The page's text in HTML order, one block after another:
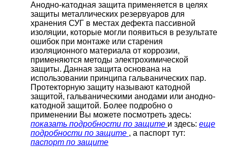
Анодно-катодная защита применяется в целях
защиты металлических резервуаров для
хранения СУГ в местах дефекта пассивной
изоляции, которые могли появиться в результате
ошибок при монтаже или старения
изоляционного материала от коррозии,
применяются методы электрохимической
защиты. Данная защита основана на
использовании принципа гальванических пар.
Протекторную защиту называют катодной
защитой, гальваническими анодами или анодно-
катодной защитой. Более подробно о
применении Вы можете посмотреть здесь:
показать подробности по защите и здесь: еще
подробности по защите , а паспорт тут:
паспорт по защите